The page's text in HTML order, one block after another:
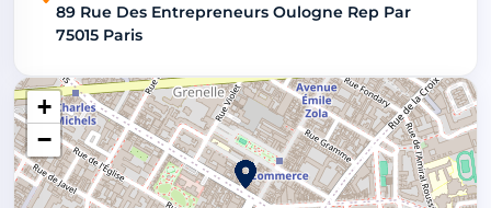
89 Rue Des Entrepreneurs Oulogne Rep Par
75015 Paris
+
−